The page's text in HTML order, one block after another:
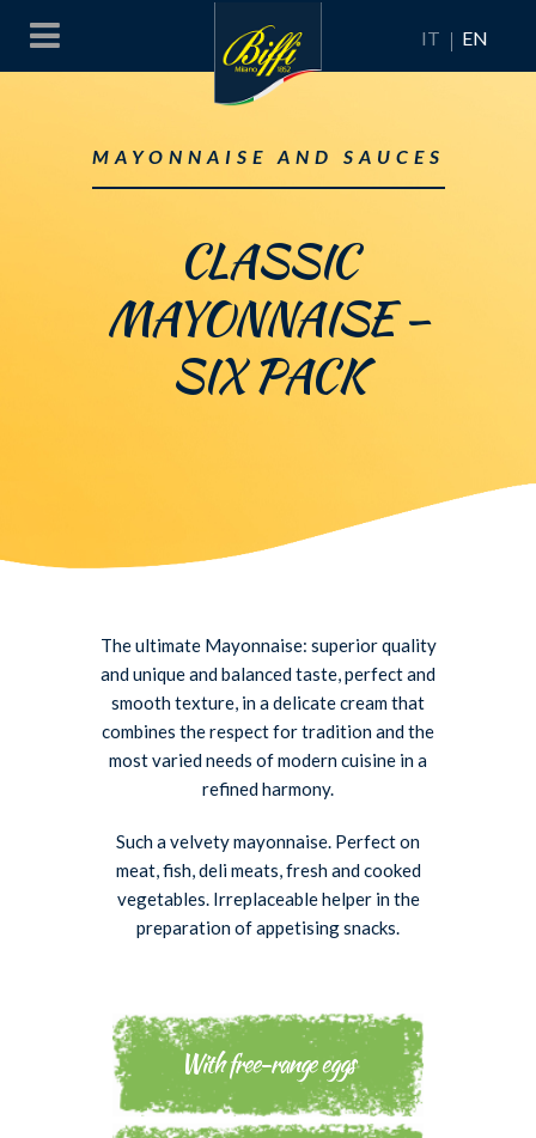
IT EN
MAYONNAISE AND SAUCES
CLASSIC
MAYONNAISE –
SIX PACK
The ultimate Mayonnaise: superior quality
and unique and balanced taste, perfect and
smooth texture, in a delicate cream that
combines the respect for tradition and the
most varied needs of modern cuisine in a
refined harmony.
Such a velvety mayonnaise. Perfect on
meat, fish, deli meats, fresh and cooked
vegetables. Irreplaceable helper in the
preparation of appetising snacks.
With free-range eggs